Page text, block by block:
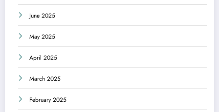
June 2025
May 2025
April 2025
March 2025
February 2025